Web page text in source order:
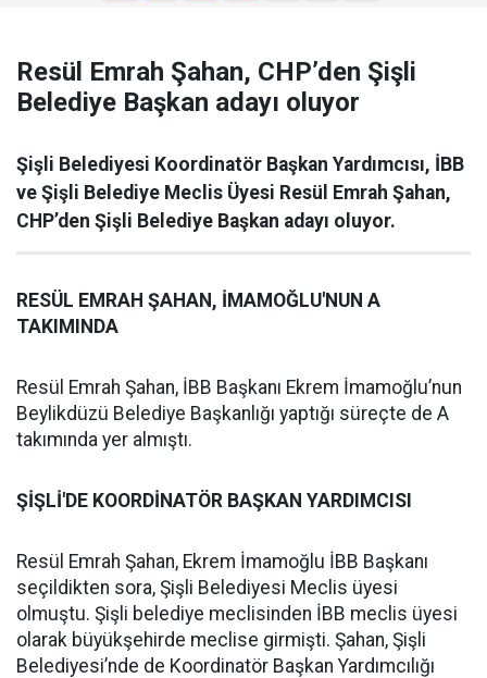
Resül Emrah Şahan, CHP’den Şişli
Belediye Başkan adayı oluyor
Şişli Belediyesi Koordinatör Başkan Yardımcısı, İBB
ve Şişli Belediye Meclis Üyesi Resül Emrah Şahan,
CHP’den Şişli Belediye Başkan adayı oluyor.
RESÜL EMRAH ŞAHAN, İMAMOĞLU'NUN A
TAKIMINDA
Resül Emrah Şahan, İBB Başkanı Ekrem İmamoğlu’nun
Beylikdüzü Belediye Başkanlığı yaptığı süreçte de A
takımında yer almıştı.
ŞİŞLİ'DE KOORDİNATÖR BAŞKAN YARDIMCISI
Resül Emrah Şahan, Ekrem İmamoğlu İBB Başkanı
seçildikten sora, Şişli Belediyesi Meclis üyesi
olmuştu. Şişli belediye meclisinden İBB meclis üyesi
olarak büyükşehirde meclise girmişti. Şahan, Şişli
Belediyesi’nde de Koordinatör Başkan Yardımcılığı